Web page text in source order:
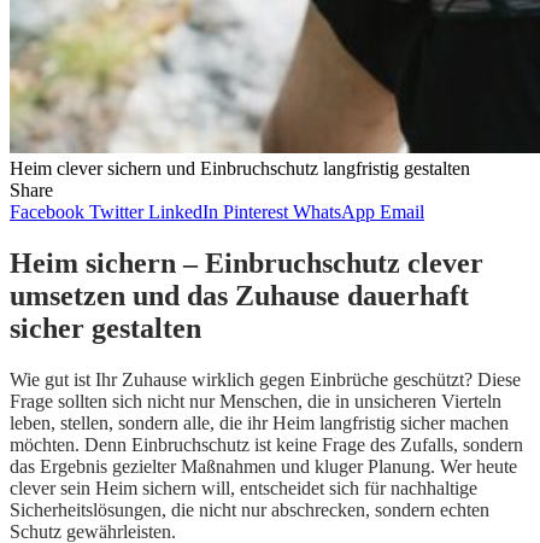
Heim clever sichern und Einbruchschutz langfristig gestalten
Share
Facebook Twitter LinkedIn Pinterest WhatsApp Email
Heim sichern – Einbruchschutz clever
umsetzen und das Zuhause dauerhaft
sicher gestalten
Wie gut ist Ihr Zuhause wirklich gegen Einbrüche geschützt? Diese
Frage sollten sich nicht nur Menschen, die in unsicheren Vierteln
leben, stellen, sondern alle, die ihr Heim langfristig sicher machen
möchten. Denn Einbruchschutz ist keine Frage des Zufalls, sondern
das Ergebnis gezielter Maßnahmen und kluger Planung. Wer heute
clever sein Heim sichern will, entscheidet sich für nachhaltige
Sicherheitslösungen, die nicht nur abschrecken, sondern echten
Schutz gewährleisten.